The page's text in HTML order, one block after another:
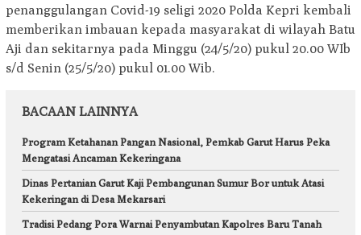
penanggulangan Covid-19 seligi 2020 Polda Kepri kembali
memberikan imbauan kepada masyarakat di wilayah Batu
Aji dan sekitarnya pada Minggu (24/5/20) pukul 20.00 WIb
s/d Senin (25/5/20) pukul 01.00 Wib.
BACAAN LAINNYA
Program Ketahanan Pangan Nasional, Pemkab Garut Harus Peka
Mengatasi Ancaman Kekeringana
Dinas Pertanian Garut Kaji Pembangunan Sumur Bor untuk Atasi
Kekeringan di Desa Mekarsari
Tradisi Pedang Pora Warnai Penyambutan Kapolres Baru Tanah